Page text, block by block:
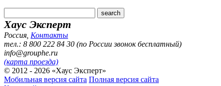
Хаус Эксперт
Россия Контакты
тел.: 8 800 222 84 30 (по России звонок бесплатный)
info@grouphe.ru
(карта проезда)
© 2012 - 2026 «Хаус Эксперт»
Мобильная версия сайта Полная версия сайта